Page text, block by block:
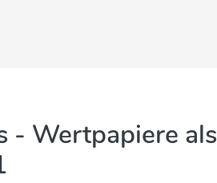
- Wertpapiere als